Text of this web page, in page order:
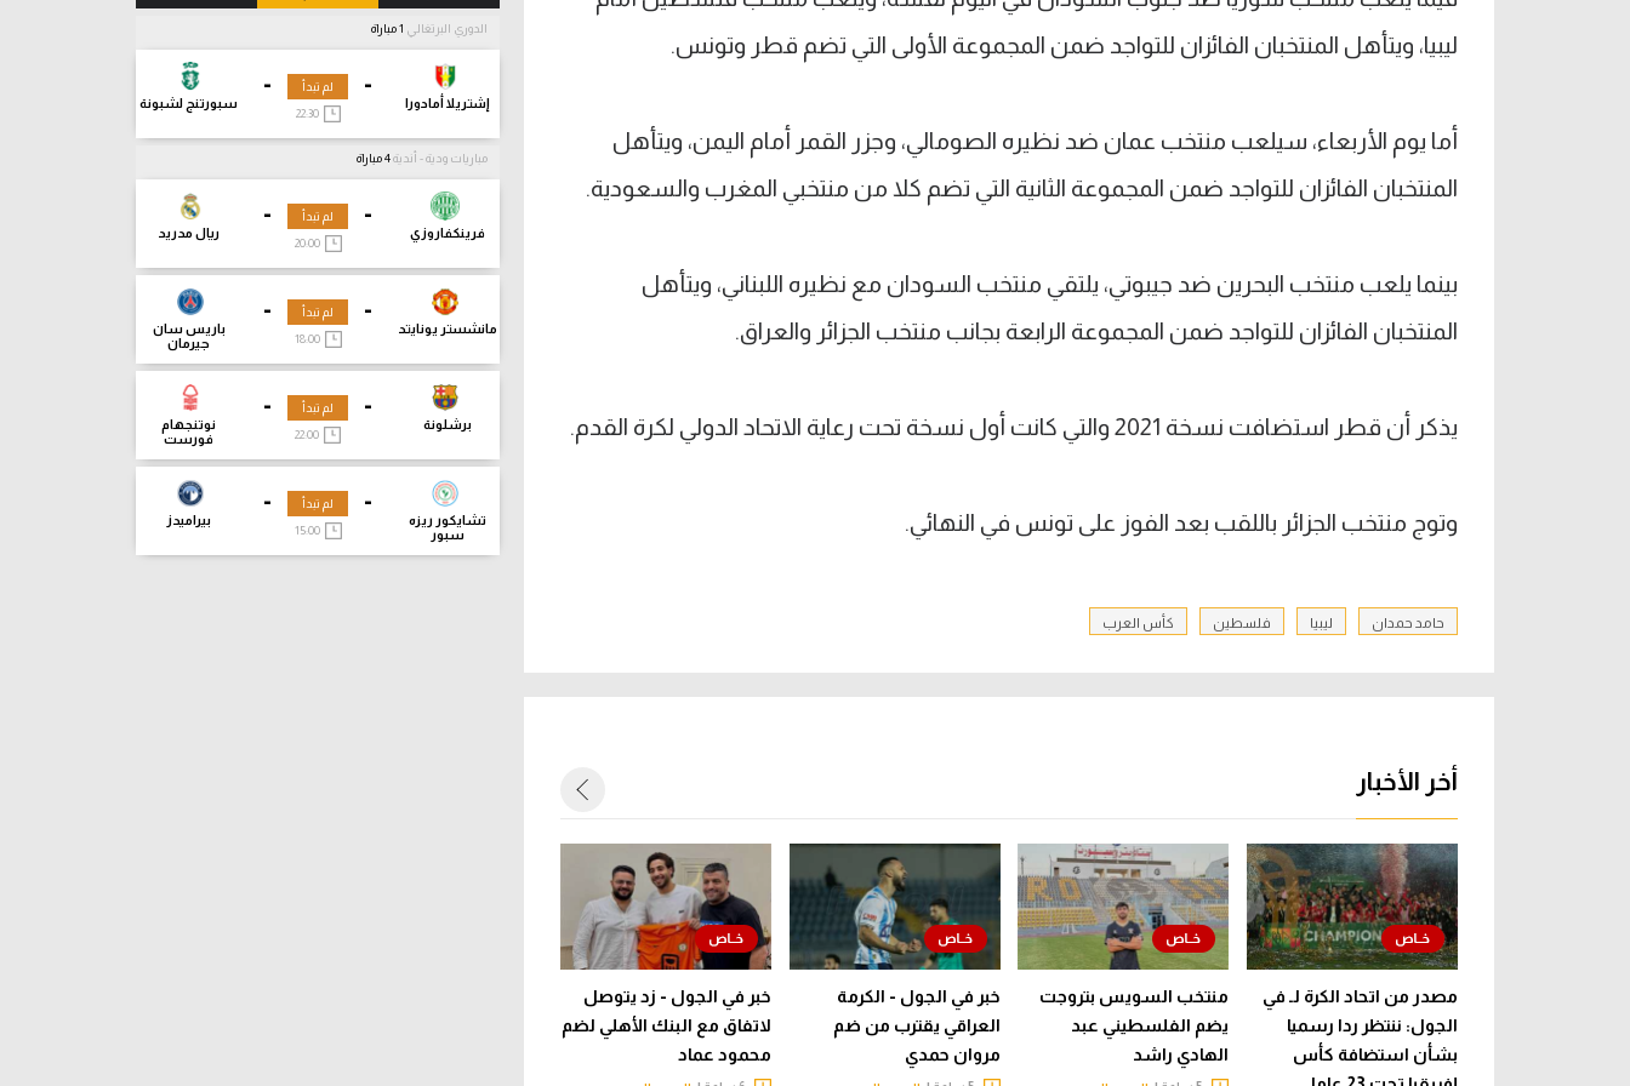
ليبيا، ويتأهل المنتخبان الفائزان للتواجد ضمن المجموعة الأولى التي تضم قطر وتونس.
أما يوم الأربعاء، سيلعب منتخب عمان ضد نظيره الصومالي، وجزر القمر أمام اليمن، ويتأهل
المنتخبان الفائزان للتواجد ضمن المجموعة الثانية التي تضم كلا من منتخبي المغرب والسعودية.
بينما يلعب منتخب البحرين ضد جيبوتي، يلتقي منتخب السودان مع نظيره اللبناني، ويتأهل
المنتخبان الفائزان للتواجد ضمن المجموعة الرابعة بجانب منتخب الجزائر والعراق.
يذكر أن قطر استضافت نسخة 2021 والتي كانت أول نسخة تحت رعاية الاتحاد الدولي لكرة القدم.
وتوج منتخب الجزائر باللقب بعد الفوز على تونس في النهائي.
حامد حمدان ليبيا فلسطين كأس العرب
أخر الأخبار
مصدر من اتحاد الكرة لـ في
الجول: ننتظر ردا رسميا
بشأن استضافة كأس
منتخب السويس بتروجت
يضم الفلسطيني عبد
الهادي راشد
خبر في الجول - الكرمة
العراقي يقترب من ضم
مروان حمدي
خبر في الجول - زد يتوصل
لاتفاق مع البنك الأهلي لضم
محمود عماد
الدوري البرتغالي
-
إشتريلا أمادورا
-
سبورتنج لشبونة
لم تبدأ
22:30
مباريات ودية - أندية
-
فرينكفاروزي
-
ريال مدريد
لم تبدأ
20:00
-
مانشستر يونايتد
-
باريس سان
جيرمان
لم تبدأ
18:00
-
برشلونة
-
نوتنجهام
فورست
لم تبدأ
-
تشايكور ريزه
سبور
-
بيراميدز
لم تبدأ
15:00